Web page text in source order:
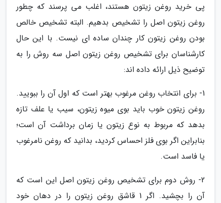
پی خرید روغن زیتون هستند، اغلب می پرسند که چطور
روغن زیتون اصل را تشخیص بدهیم. البته تشخیص خالص
بودن روغن زیتون کار چندان ساده ای نیست. با این حال
کارشناسان برای تشخیص روغن زیتون اصل سه روش را به
توضیح ذیل ارائه داده اند:
1- برای انتخاب روغن مرغوب بهتر است که اول آن را ببویید.
روغن زیتون خوب باید بوی میوه زیتون، سیب یا علف تازه
بدهد که مربوط به نوع زیتون یا زمان برداشت آن است؛
بنابراین اگر بوی فلز احساس کردید، بدانید که روغن نامرغوب
یا فاسد است.
2- روش دوم برای تشخیص روغن زیتون اصل این است که
آن را بچشید. اگر 1 قاشق روغن زیتون را در دهان خود